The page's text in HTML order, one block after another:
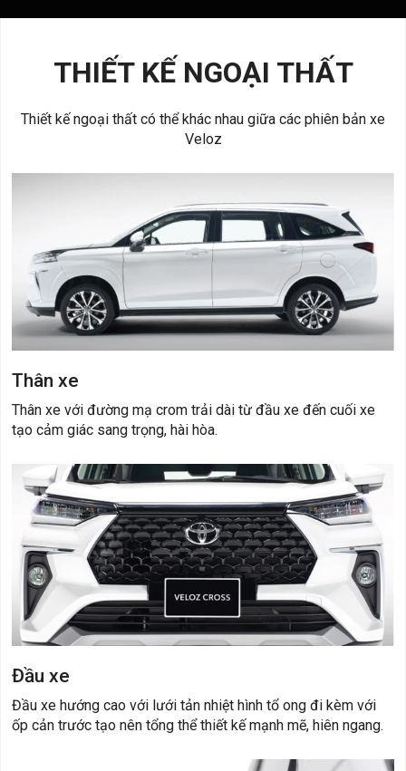
THIẾT KẾ NGOẠI THẤT
Thiết kế ngoại thất có thể khác nhau giữa các phiên bản xe
Veloz
Thân xe
Thân xe với đường mạ crom trải dài từ đầu xe đến cuối xe
tạo cảm giác sang trọng, hài hòa.
Đầu xe
Đầu xe hướng cao với lưới tản nhiệt hình tổ ong đi kèm với
ốp cản trước tạo nên tổng thể thiết kế mạnh mẽ, hiên ngang.